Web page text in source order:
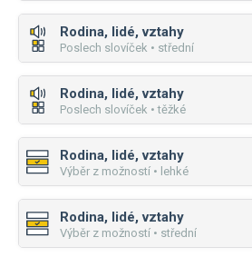
Rodina, lidé, vztahy
Poslech slovíček • střední
Rodina, lidé, vztahy
Poslech slovíček • těžké
Rodina, lidé, vztahy
Výběr z možností • lehké
Rodina, lidé, vztahy
Výběr z možností • střední